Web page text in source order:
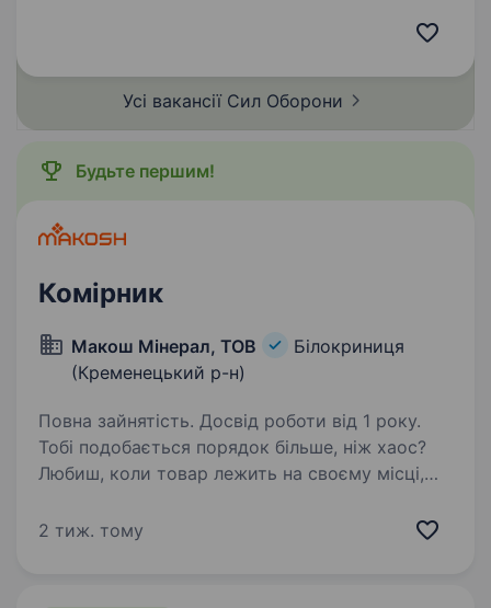
Усі вакансії Сил Оборони
Будьте першим!
Комірник
Макош Мінерал, ТОВ
Білокриниця
(Кременецький р-н)
Повна зайнятість. Досвід роботи від 1 року.
Тобі подобається порядок більше, ніж хаос?
Любиш, коли товар лежить на своєму місці,
як годинник? Тоді ця вакансія може бути саме
2 тиж. тому